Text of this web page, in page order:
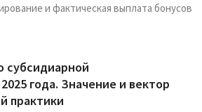
и фактическая выплата бонусов
субсидиарной
года. Значение и вектор
практики